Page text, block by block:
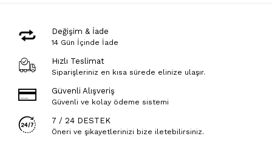
Değişim & İade
14 Gün İçinde İade
Hızlı Teslimat
Siparişleriniz en kısa sürede elinize ulaşır.
Güvenli Alışveriş
Güvenli ve kolay ödeme sistemi
7 / 24 DESTEK
Öneri ve şikayetlerinizi bize iletebilirsiniz.